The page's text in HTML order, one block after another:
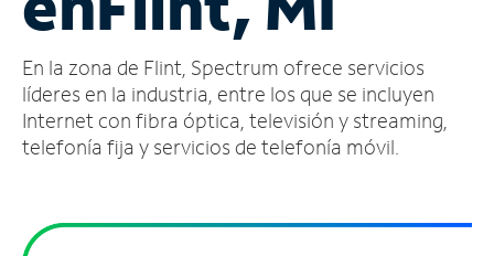
cuenta
Encuentra
una
tienda
En la zona de Flint, Spectrum ofrece servicios
líderes en la industria, entre los que se incluyen
Internet con fibra óptica, televisión y streaming,
telefonía fija y servicios de telefonía móvil.